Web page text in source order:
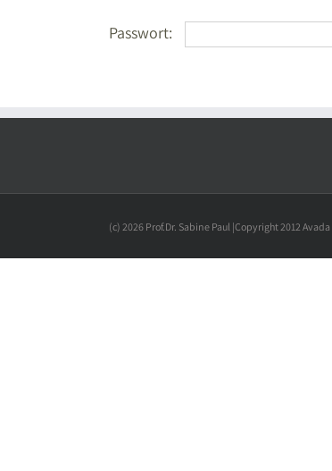
Passwort:
(c) 2026 Prof.Dr. Sabine Paul |Copyright 2012